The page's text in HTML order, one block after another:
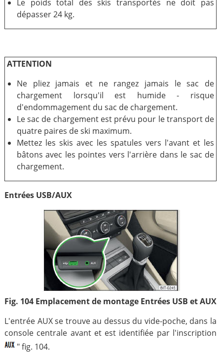
Le poids total des skis transportés ne doit pas
dépasser 24 kg.
ATTENTION
Ne pliez jamais et ne rangez jamais le sac de
chargement lorsqu'il est humide - risque
d'endommagement du sac de chargement.
Le sac de chargement est prévu pour le transport de
quatre paires de ski maximum.
Mettez les skis avec les spatules vers l'avant et les
bâtons avec les pointes vers l'arrière dans le sac de
chargement.
Entrées USB/AUX
Fig. 104 Emplacement de montage Entrées USB et AUX
L'entrée AUX se trouve au dessus du vide-poche, dans la
console centrale avant et est identifiée par l'inscription
" fig. 104.